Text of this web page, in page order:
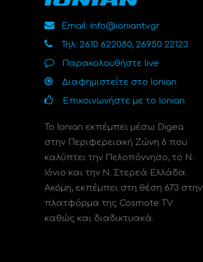
Email: info@ioniantv.gr
Τηλ: 2610 622080, 26950 22123
Παρακολουθήστε live
Διαφημιστείτε στο Ionian
Επικοινωνήστε με το Ionian
Το Ionian εκπέμπει μέσω Digea
στην Περιφερειακή Ζώνη 6 που
καλύπτει την Πελοπόννησο, το N.
Ιόνιο και την Ν. Στερεά Ελλάδα.
Ακόμη, εκπέμπει στη θέση 673 στην
πλατφόρμα της Cosmote TV
καθώς και διαδικτυακά.